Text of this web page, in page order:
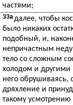
частями;
33aдалее, чтобы
было никаких
подобный, и,
непричастным
тело со сложным
холодом и другими
него обрушиваясь,
дряхление и
такому усмотрению